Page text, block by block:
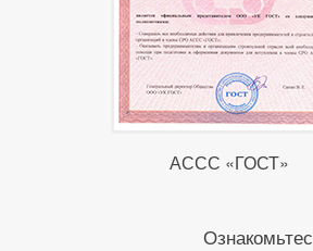
АССС «ГОСТ»